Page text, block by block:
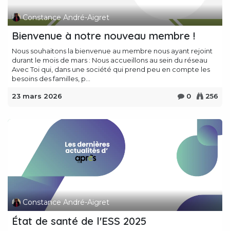
Constance André-Aigret
Bienvenue à notre nouveau membre !
Nous souhaitons la bienvenue au membre nous ayant rejoint
durant le mois de mars : Nous accueillons au sein du réseau
Avec Toi qui, dans une société qui prend peu en compte les
besoins des familles, p...
23 mars 2026 0 256
Constance André-Aigret
État de santé de l'ESS 2025